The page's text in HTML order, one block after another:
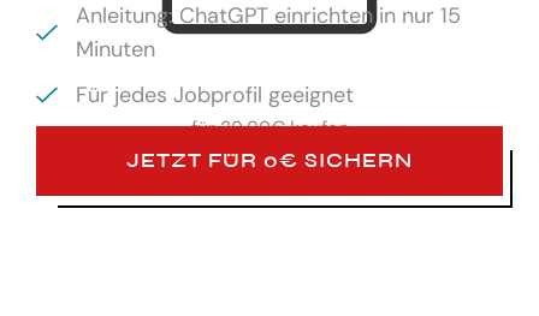
Anleitung: ChatGPT einrichten in nur 15
Minuten
Für jedes Jobprofil geeignet
für29,99€ kaufen
JETZT FÜR 0€ SICHERN